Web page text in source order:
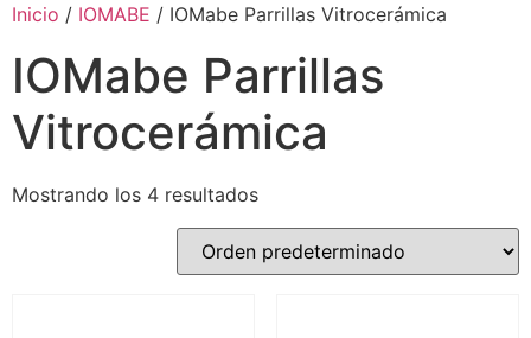
Inicio / IOMABE / IOMabe Parrillas Vitrocerámica
IOMabe Parrillas
Vitrocerámica
Mostrando los 4 resultados